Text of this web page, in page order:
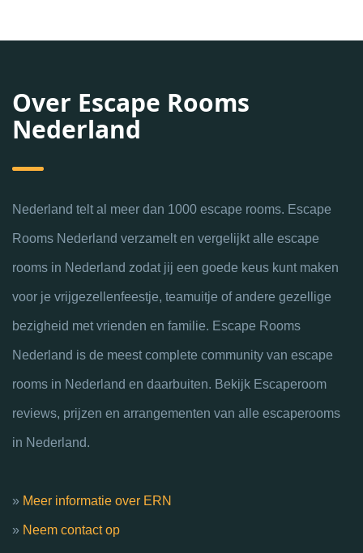
Over Escape Rooms
Nederland
Nederland telt al meer dan 1000 escape rooms. Escape
Rooms Nederland verzamelt en vergelijkt alle escape
rooms in Nederland zodat jij een goede keus kunt maken
voor je vrijgezellenfeestje, teamuitje of andere gezellige
bezigheid met vrienden en familie. Escape Rooms
Nederland is de meest complete community van escape
rooms in Nederland en daarbuiten. Bekijk Escaperoom
reviews, prijzen en arrangementen van alle escaperooms
in Nederland.
» Meer informatie over ERN
» Neem contact op